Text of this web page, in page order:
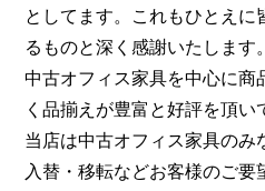
としてます。これもひとえに
るものと深く感謝いたします
中古オフィス家具を中心に商
く品揃えが豊富と好評を頂い
当店は中古オフィス家具のみ
入替・移転などお客様のご